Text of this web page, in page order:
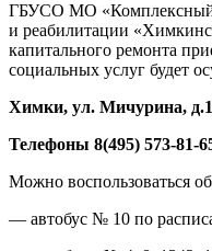
ГБУСО МО «Комплексный
и реабилитации
капитального ремонта
социальных услуг будет
Химки, ул. Мичурина, д.1
Телефоны 8(495) 573-81-
Можно воспользоваться
— автобус № 10 по